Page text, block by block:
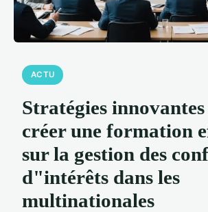
ACTU
Stratégies
créer une formation
sur la gestion des
d"intérêts dans les
multinationales